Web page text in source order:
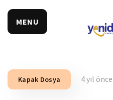
MENU
Kapak Dosya 4 yıl önce